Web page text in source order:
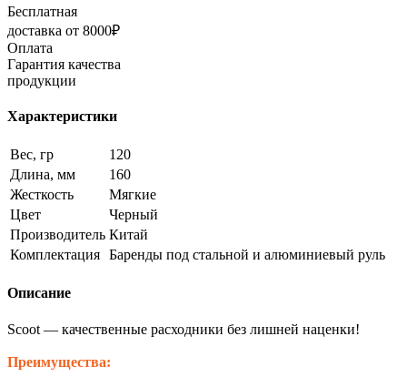
Бесплатная
доставка от 8000₽
Оплата
Гарантия качества
продукции
Характеристики
Вес, гр
120
Длина, мм
160
Жесткость
Мягкие
Цвет
Черный
Производитель Китай
Комплектация Баренды под стальной и алюминиевый руль
Описание
Scoot — качественные расходники без лишней наценки!
Преимущества: